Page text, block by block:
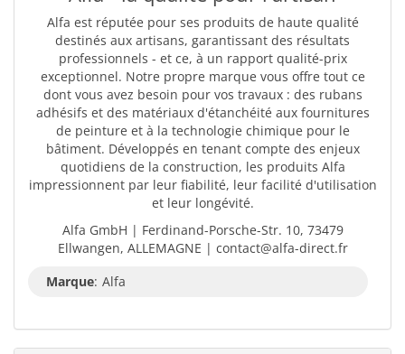
Alfa est réputée pour ses produits de haute qualité
destinés aux artisans, garantissant des résultats
professionnels - et ce, à un rapport qualité-prix
exceptionnel. Notre propre marque vous offre tout ce
dont vous avez besoin pour vos travaux : des rubans
adhésifs et des matériaux d'étanchéité aux fournitures
de peinture et à la technologie chimique pour le
bâtiment. Développés en tenant compte des enjeux
quotidiens de la construction, les produits Alfa
impressionnent par leur fiabilité, leur facilité d'utilisation
et leur longévité.
Alfa GmbH | Ferdinand-Porsche-Str. 10, 73479
Ellwangen, ALLEMAGNE | contact@alfa-direct.fr
Marque: Alfa